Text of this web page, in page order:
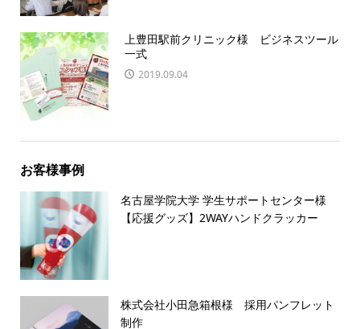
上豊田駅前クリニック様 ビジネスツール
一式
2019.09.04
お客様事例
名古屋学院大学 学生サポートセンター様
【応援グッズ】2WAYハンドクラッカー
株式会社小田急箱根様 採用パンフレット
制作